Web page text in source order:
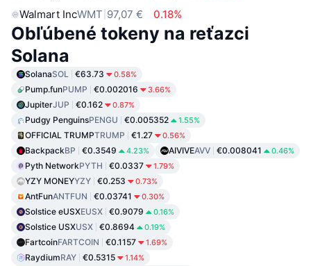
Walmart IncWMT 97,07 € 0.18%
Obľúbené tokeny na reťazci
Solana
SolanaSOL €63.73 0.58%
Pump.funPUMP €0.002016 3.66%
JupiterJUP €0.162 0.87%
Pudgy PenguinsPENGU €0.005352 1.55%
OFFICIAL TRUMPTRUMP €1.27 0.56%
BackpackBP €0.3549 4.23% AIVIVEAVV €0.008041 0.46%
Pyth NetworkPYTH €0.0337 1.79%
YZY MONEYYZY €0.253 0.73%
AntFunANTFUN €0.03741 0.30%
Solstice eUSXEUSX €0.9079 0.16%
Solstice USXUSX €0.8694 0.19%
FartcoinFARTCOIN €0.1157 1.69%
RaydiumRAY €0.5315 1.14%